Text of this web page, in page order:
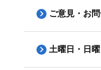
ご意見・お
土曜日・日